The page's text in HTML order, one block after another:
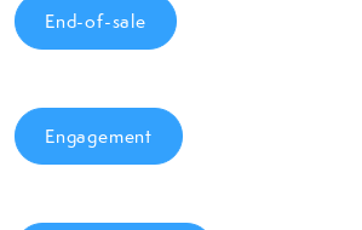
End-of-sale
Engagement